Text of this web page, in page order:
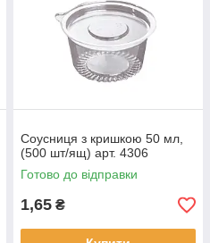
Соусниця з кришкою 50 мл,
(500 шт/ящ) арт. 4306
Готово до відправки
1,65 ₴